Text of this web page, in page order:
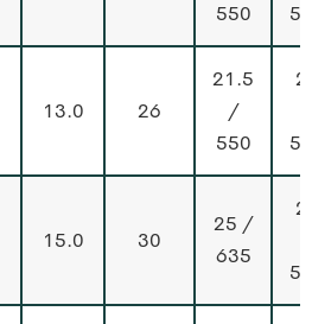
550
13.0 26
21.5
/
550
15.0 30
25 /
635